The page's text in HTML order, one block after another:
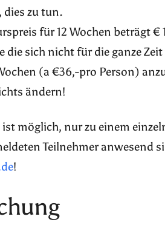
dies zu tun.
für 12 Wochen beträgt
die sich nicht für die ganze
(a €36,-pro Person)
ändern!
ist möglich, nur zu einem
Teilnehmer anwesend
!